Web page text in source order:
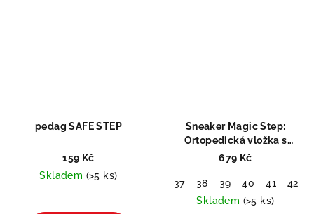
pedag SAFE STEP
159 Kč
Skladem (>5 ks)
Sneaker Magic Step:
Ortopedická vložka s
paměťovou pěnou
679 Kč
37 38 39 40 41 42
Skladem (>5 ks)